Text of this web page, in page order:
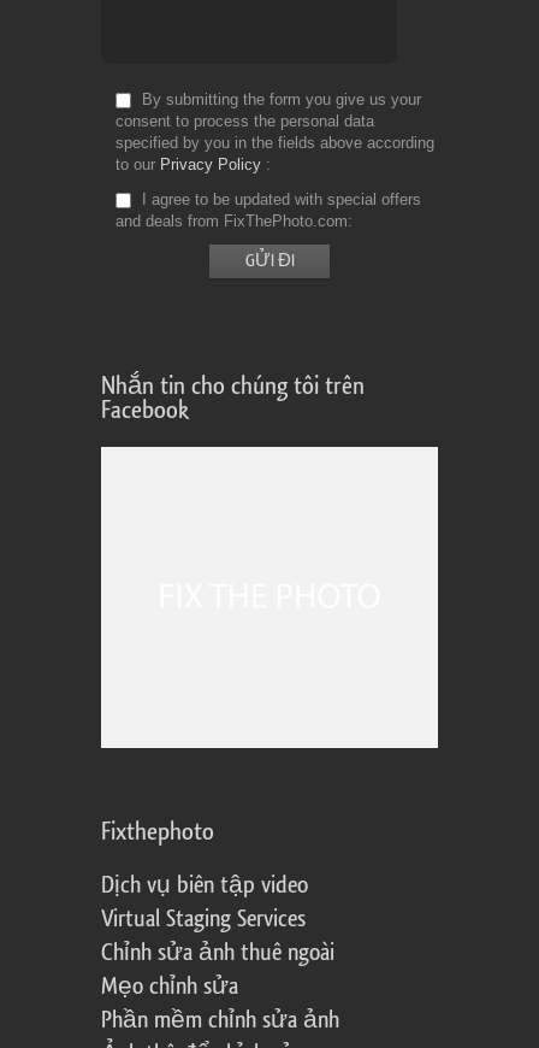
By submitting the form you give us your
consent to process the personal data
specified by you in the fields above according
to our Privacy Policy
I agree to be updated with special offers
and deals from FixThePhoto.com
Nhắn tin cho chúng tôi trên
Facebook
Fixthephoto
Dịch vụ biên tập video
Virtual Staging Services
Chỉnh sửa ảnh thuê ngoài
Mẹo chỉnh sửa
Phần mềm chỉnh sửa ảnh